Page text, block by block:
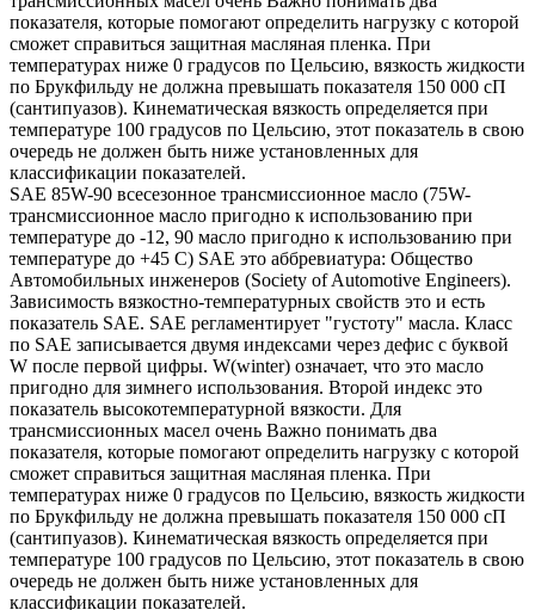
показателя, которые помогают определить нагрузку с которой
сможет справиться защитная масляная пленка. При
температурах ниже 0 градусов по Цельсию, вязкость жидкости
по Брукфильду не должна превышать показателя 150 000 сП
(сантипуазов). Кинематическая вязкость определяется при
температуре 100 градусов по Цельсию, этот показатель в свою
очередь не должен быть ниже установленных для
классификации показателей.
SAE 85W-90 всесезонное трансмиссионное масло (75W-
трансмиссионное масло пригодно к использованию при
температуре до -12, 90 масло пригодно к использованию при
температуре до +45 С) SAE это аббревиатура: Общество
Автомобильных инженеров (Society of Automotive Engineers).
Зависимость вязкостно-температурных свойств это и есть
показатель SAE. SAE регламентирует "густоту" масла. Класс
по SAE записывается двумя индексами через дефис с буквой
W после первой цифры. W(winter) означает, что это масло
пригодно для зимнего использования. Второй индекс это
показатель высокотемпературной вязкости. Для
трансмиссионных масел очень Важно понимать два
показателя, которые помогают определить нагрузку с которой
сможет справиться защитная масляная пленка. При
температурах ниже 0 градусов по Цельсию, вязкость жидкости
по Брукфильду не должна превышать показателя 150 000 сП
(сантипуазов). Кинематическая вязкость определяется при
температуре 100 градусов по Цельсию, этот показатель в свою
очередь не должен быть ниже установленных для
классификации показателей.